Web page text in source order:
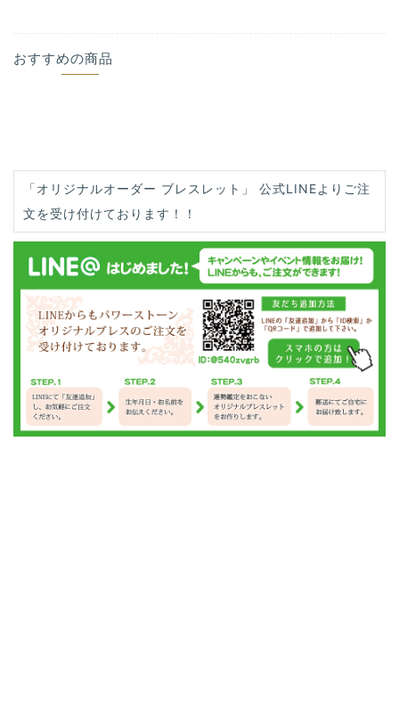
おすすめの商品
「オリジナルオーダー ブレスレット」 公式LINEよりご注
文を受け付けております！！